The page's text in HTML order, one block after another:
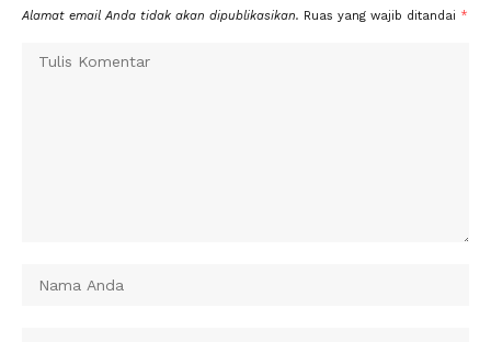
Alamat email Anda tidak akan dipublikasikan. Ruas yang wajib ditandai *